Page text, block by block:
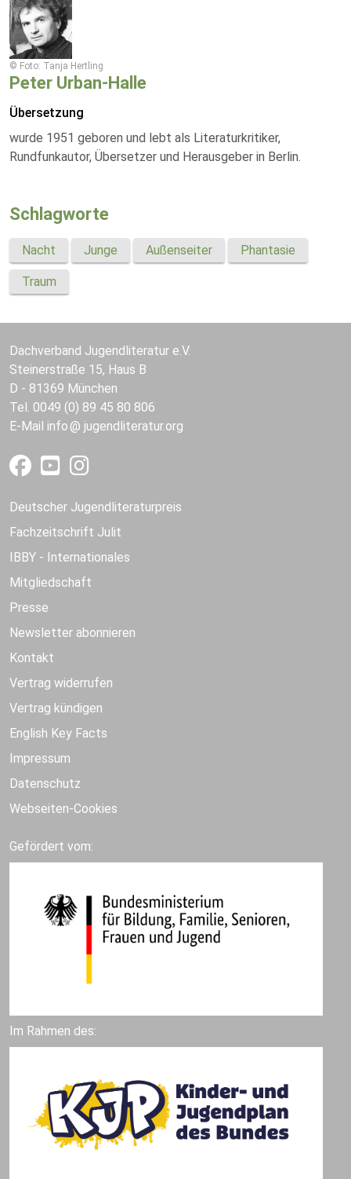
© Foto: Tanja Hertling
Peter Urban-Halle
Übersetzung
wurde 1951 geboren und lebt als Literaturkritiker,
Rundfunkautor, Übersetzer und Herausgeber in Berlin.
Schlagworte
Nacht Junge Außenseiter Phantasie
Traum
Dachverband Jugendliteratur e.V.
Steinerstraße 15, Haus B
D - 81369 München
Tel. 0049 (0) 89 45 80 806
E-Mail info jugendliteratur.org
Deutscher Jugendliteraturpreis
Fachzeitschrift Julit
IBBY - Internationales
Mitgliedschaft
Presse
Newsletter abonnieren
Kontakt
Vertrag widerrufen
Vertrag kündigen
English Key Facts
Impressum
Datenschutz
Webseiten-Cookies
Gefördert vom:
Im Rahmen des: